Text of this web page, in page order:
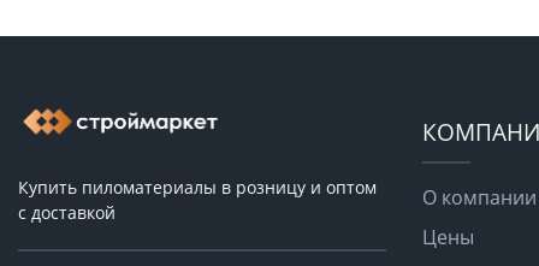
Купить пиломатериалы в розницу и оптом
с доставкой
О компании
Цены